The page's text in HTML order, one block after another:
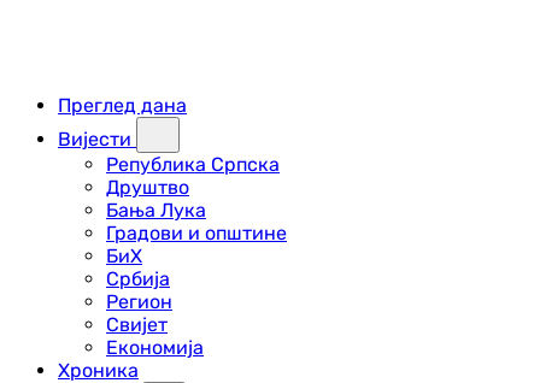
Преглед дана
Вијести
Република Српска
Друштво
Бања Лука
Градови и општине
БиХ
Србија
Регион
Свијет
Економија
Хроника